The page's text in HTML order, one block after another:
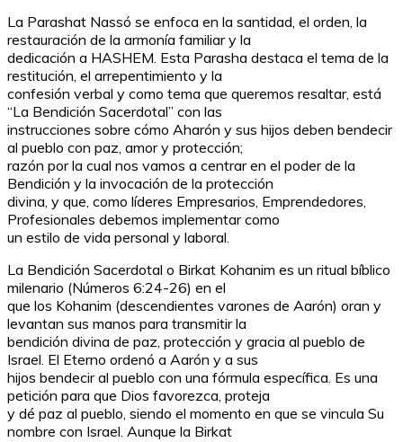
La Parashat Nassó se enfoca en la santidad, el orden, la
restauración de la armonía familiar y la
dedicación a HASHEM. Esta Parasha destaca el tema de la
restitución, el arrepentimiento y la
confesión verbal y como tema que queremos resaltar, está
“La Bendición Sacerdotal” con las
instrucciones sobre cómo Aharón y sus hijos deben bendecir
al pueblo con paz, amor y protección;
razón por la cual nos vamos a centrar en el poder de la
Bendición y la invocación de la protección
divina, y que, como líderes Empresarios, Emprendedores,
Profesionales debemos implementar como
un estilo de vida personal y laboral.
La Bendición Sacerdotal o Birkat Kohanim es un ritual bíblico
milenario (Números 6:24-26) en el
que los Kohanim (descendientes varones de Aarón) oran y
levantan sus manos para transmitir la
bendición divina de paz, protección y gracia al pueblo de
Israel. El Eterno ordenó a Aarón y a sus
hijos bendecir al pueblo con una fórmula específica. Es una
petición para que Dios favorezca, proteja
y dé paz al pueblo, siendo el momento en que se vincula Su
nombre con Israel. Aunque la Birkat